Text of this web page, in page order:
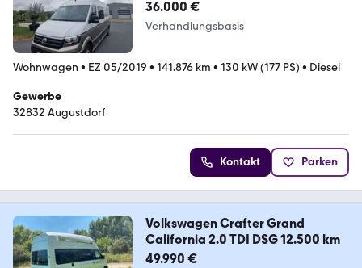
NEU 2025
36.000 €
Verhandlungsbasis
Wohnwagen • EZ 05/2019 • 141.876 km • 130 kW (177 PS) • Diesel
Gewerbe
32832 Augustdorf
Kontakt Parken
Volkswagen Crafter Grand
California 2.0 TDI DSG 12.500 km
49.990 €